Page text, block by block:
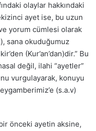
olaylar hakkındaki
ayet ise, bu uzun
yorum cümlesi olarak
sana okuduğumuz
(Kur’an’dan)dir.” Bu
değil, ilahi “ayetler”
vurgulayarak, konuyu
(s.a.v)
önceki ayetin aksine,